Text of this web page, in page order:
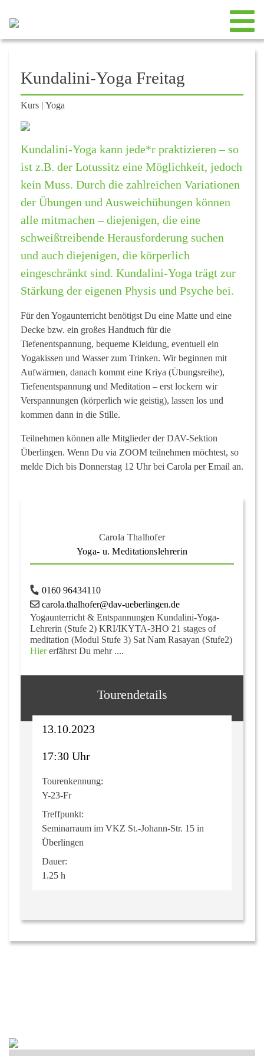
Kundalini-Yoga Freitag
Kurs | Yoga
Kundalini-Yoga kann jede*r praktizieren – so
ist z.B. der Lotussitz eine Möglichkeit, jedoch
kein Muss. Durch die zahlreichen Variationen
der Übungen und Ausweichübungen können
alle mitmachen – diejenigen, die eine
schweißtreibende Herausforderung suchen
und auch diejenigen, die körperlich
eingeschränkt sind. Kundalini-Yoga trägt zur
Stärkung der eigenen Physis und Psyche bei.
Für den Yogaunterricht benötigst Du eine Matte und eine
Decke bzw. ein großes Handtuch für die
Tiefenentspannung, bequeme Kleidung, eventuell ein
Yogakissen und Wasser zum Trinken. Wir beginnen mit
Aufwärmen, danach kommt eine Kriya (Übungsreihe),
Tiefenentspannung und Meditation – erst lockern wir
Verspannungen (körperlich wie geistig), lassen los und
kommen dann in die Stille.
Teilnehmen können alle Mitglieder der DAV-Sektion
Überlingen. Wenn Du via ZOOM teilnehmen möchtest, so
melde Dich bis Donnerstag 12 Uhr bei Carola per Email an.
Carola Thalhofer
Yoga- u. Meditationslehrerin
0160 96434110
carola.thalhofer@dav-ueberlingen.de
Yogaunterricht & Entspannungen Kundalini-Yoga-
Lehrerin (Stufe 2) KRI/IKYTA-3HO 21 stages of
meditation (Modul Stufe 3) Sat Nam Rasayan (Stufe2)
Hiererfährst Du mehr ....
Tourendetails
13.10.2023
17:30 Uhr
Tourenkennung:
Y-23-Fr
Treffpunkt:
Seminarraum im VKZ St.-Johann-Str. 15 in
Überlingen
Dauer:
1.25 h